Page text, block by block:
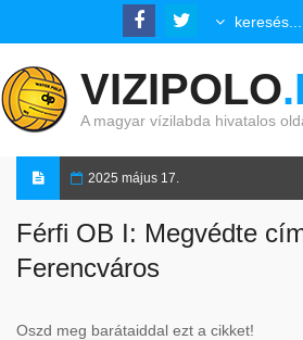
VIZIPOLO
A magyar vízilabda hivatalos
2025 május 17.
Férfi OB I: Megvédte
Ferencváros
Oszd meg barátaiddal ezt a cikket!